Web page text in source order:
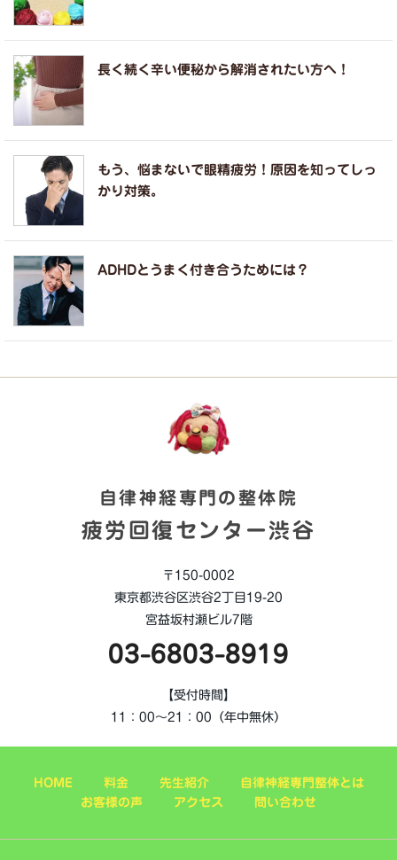
長く続く辛い便秘から解消されたい方へ！
もう、悩まないで眼精疲労！原因を知ってしっ
かり対策。
ADHDとうまく付き合うためには？
自律神経専門の整体院
疲労回復センター渋谷
〒150-0002
東京都渋谷区渋谷2丁目19-20
宮益坂村瀬ビル7階
03-6803-8919
【受付時間】
11：00～21：00（年中無休）
HOME 料金 先生紹介
自律神経専門整体とは
お客様の声
アクセス 問い合わせ